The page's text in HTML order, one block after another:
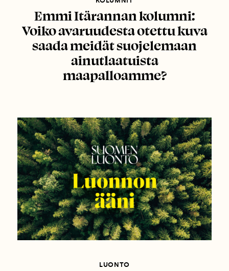
Emmi Itärannan kolumni:
Voiko avaruudesta otettu kuva
saada meidät suojelemaan
ainutlaatuista
maapalloamme?
LUONTO